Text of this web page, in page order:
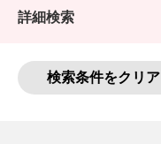
詳細検索
検索条件をクリア